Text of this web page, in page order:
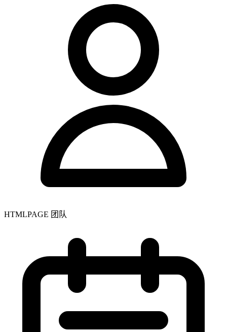
HTMLPAGE 团队